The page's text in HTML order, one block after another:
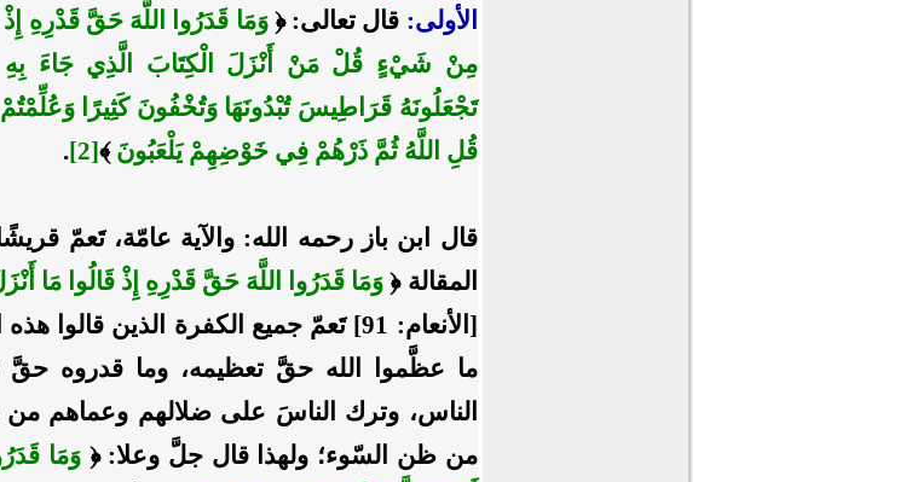
الأولى: قال تعالى: ﴿وَمَا قَدَرُوا اللَّهَ حَقَّ قَدْرِهِ
مِنْ شَيْءٍ قُلْ مَنْ أَنْزَلَ الْكِتَابَ الَّذِي جَاءَ
تَجْعَلُونَهُ قَرَاطِيسَ تُبْدُونَهَا وَتُخْفُونَ كَثِيرًا وَعُلِّمْتُمْ
قُلِ اللَّهُ ثُمَّ ذَرْهُمْ فِي خَوْضِهِمْ يَلْعَبُونَ ﴾[2]
.
قال ابن باز رحمه الله: والآية عامّة، تَعمّ
المقالة ﴿ وَمَا قَدَرُوا اللَّهَ حَقَّ قَدْرِهِ إِذْ قَالُوا
[الأنعام: 91] تَعمّ جميع الكفرة الذين
ما عظَّموا الله حقَّ تعظيمه، وما قدروه حقَّ
الناس، وترك الناسَ على ضلالهم وعماهم
من ظن السّوء؛ ولهذا قال جلَّ وعلا: ﴿وَمَا